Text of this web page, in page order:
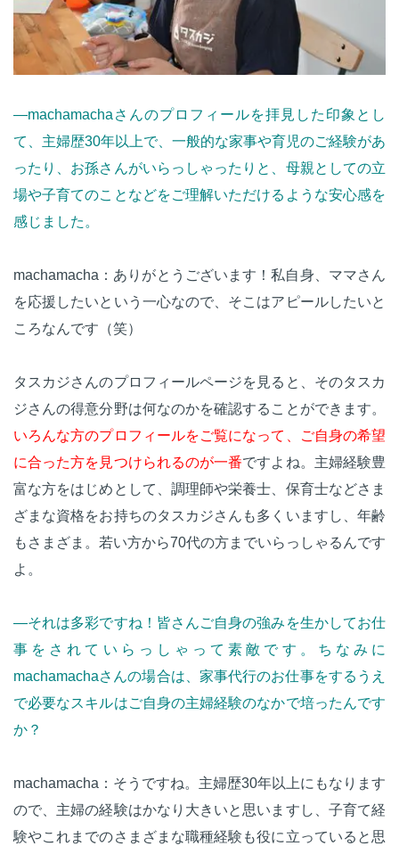
—machamachaさんのプロフィールを拝見した印象とし
て、主婦歴30年以上で、一般的な家事や育児のご経験があ
ったり、お孫さんがいらっしゃったりと、母親としての立
場や子育てのことなどをご理解いただけるような安心感を
感じました。
machamacha：ありがとうございます！私自身、ママさん
を応援したいという一心なので、そこはアピールしたいと
ころなんです（笑）
タスカジさんのプロフィールページを見ると、そのタスカ
ジさんの得意分野は何なのかを確認することができます。
いろんな方のプロフィールをご覧になって、ご自身の希望
に合った方を見つけられるのが一番ですよね。主婦経験豊
富な方をはじめとして、調理師や栄養士、保育士などさま
ざまな資格をお持ちのタスカジさんも多くいますし、年齢
もさまざま。若い方から70代の方までいらっしゃるんです
よ。
—それは多彩ですね！皆さんご自身の強みを生かしてお仕
事をされていらっしゃって素敵です。ちなみに
machamachaさんの場合は、家事代行のお仕事をするうえ
で必要なスキルはご自身の主婦経験のなかで培ったんです
か？
machamacha：そうですね。主婦歴30年以上にもなります
ので、主婦の経験はかなり大きいと思いますし、子育て経
験やこれまでのさまざまな職種経験も役に立っていると思